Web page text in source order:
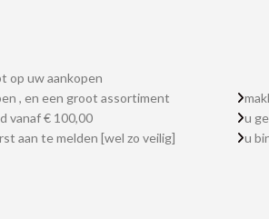
op uw aankopen
, en een groot assortiment
vanaf € 100,00
aan te melden [wel zo veilig]
u
u